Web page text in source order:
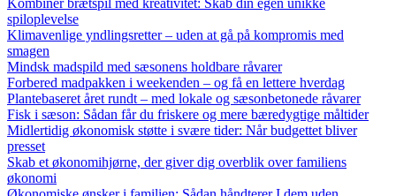
spiloplevelse
Klimavenlige yndlingsretter – uden at gå på kompromis med
smagen
Mindsk madspild med sæsonens holdbare råvarer
Forbered madpakken i weekenden – og få en lettere hverdag
Plantebaseret året rundt – med lokale og sæsonbetonede råvarer
Fisk i sæson: Sådan får du friskere og mere bæredygtige måltider
Midlertidig økonomisk støtte i svære tider: Når budgettet bliver
presset
Skab et økonomihjørne, der giver dig overblik over familiens
økonomi